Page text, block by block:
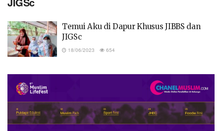
Temui Aku di Dapur Khusus JIBBS dan
JIGSc
18/06/2023 654